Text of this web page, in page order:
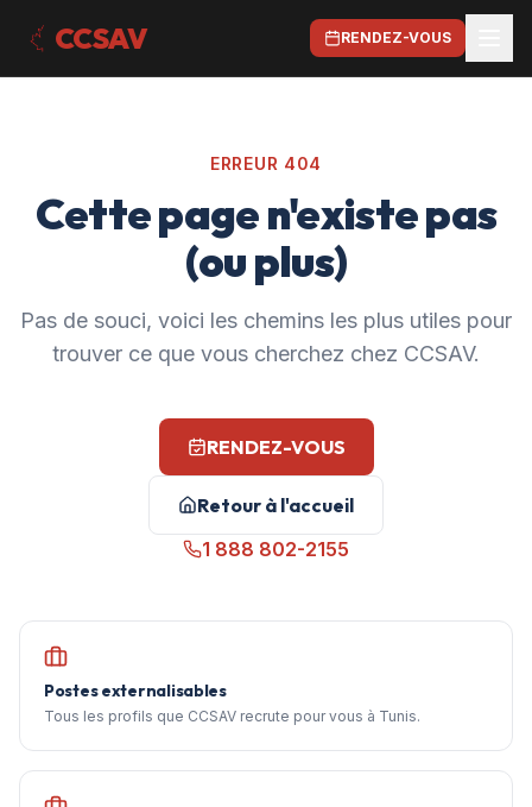
CCSAV RENDEZ-VOUS
ERREUR 404
Cette page n'existe pas
(ou plus)
Pas de souci, voici les chemins les plus utiles pour
trouver ce que vous cherchez chez CCSAV.
RENDEZ-VOUS
Retour à l'accueil
1 888 802-2155
Postes externalisables
Tous les profils que CCSAV recrute pour vous à Tunis.